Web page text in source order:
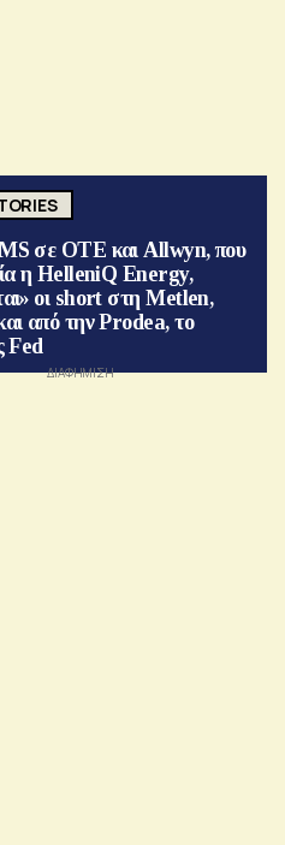
σε ΟΤΕ και Allwyn, που
η HelleniQ Energy,
οι short στη Metlen,
από την Prodea, το
Fed